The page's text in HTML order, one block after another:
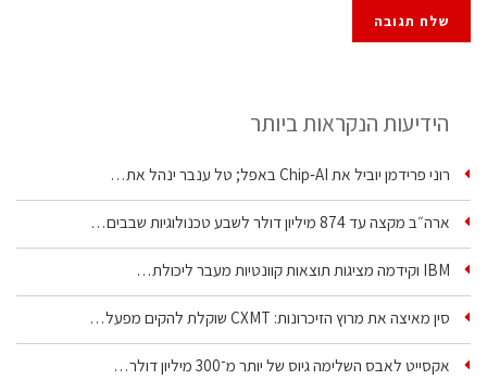
הידיעות הנקראות ביותר
רוני פרידמן יוביל את Chip‑AI באפל; טל ענבר ינהל את…
ארה״ב מקצה עד 874 מיליון דולר לשבע טכנולוגיות שבבים…
IBM וקידמה מציגות תוצאות קוונטיות מעבר ליכולת…
סין מאיצה את מרוץ הזיכרונות: CXMT שוקלת להקים מפעל…
אקסייט לאבס השלימה גיוס של יותר מ־300 מיליון דולר…